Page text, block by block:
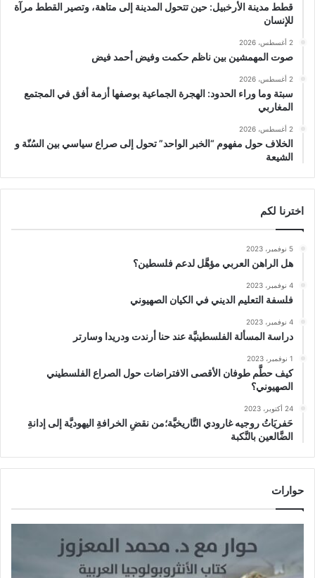
قطط مدينة الأرخبيل: حين تتحول المدينة إلى متاهة، وتصير القطط مرآة
للإنسان
2 أغسطس، 2026
صوت المهمشين بين ناظم حكمت وفيض أحمد فيض
2 أغسطس، 2026
سبتة وما وراء الحدود: الهجرة الجماعية بوصفها أزمة أفق في المجتمع
المغاربي
2 أغسطس، 2026
الخلاف حول مفهوم “الخبر الواحد” تحول إلى صراع سياسي بين السُنّة و
الشيعة
اخترنا لكم
5 نوفمبر، 2023
هل الراهن العربي مؤهَّل لدعم فلسطين؟
4 نوفمبر، 2023
فلسفة التعليم الديني في الكيان الصهيوني
4 نوفمبر، 2023
دراسة المسألة الفلسطينيَّة عند حنا أرندت ودريدا وسارتر
1 نوفمبر، 2023
كيف حطَّم طوفان الأقصى الافتراضات حول الصراع الفلسطيني
الصهيوني؟
24 أكتوبر، 2023
حَفريَاتُ روجيه غارودي التَّاريخيَّة؛من نقضِ الخرافةِ اليهوديَّة إلى إدانةِ
الضَّالعين بالنَّكبة
حوارات